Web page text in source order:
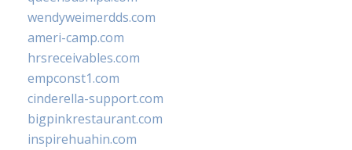
wendyweimerdds.com
ameri-camp.com
hrsreceivables.com
empconst1.com
cinderella-support.com
bigpinkrestaurant.com
inspirehuahin.com